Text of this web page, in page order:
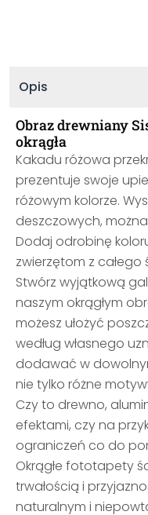
Opis
Obraz drewniany
okrągła
Kakadu różowa
prezentuje swoje
różowym kolorze.
deszczowych,
Dodaj odrobinę
zwierzętom z całego
Stwórz wyjątkową
naszym okrągłym
możesz ułożyć
według własnego
dodawać w
nie tylko różne
Czy to drewno,
efektami, czy na
ograniczeń co do
Okrągłe fototapety
trwałością i
naturalnym i